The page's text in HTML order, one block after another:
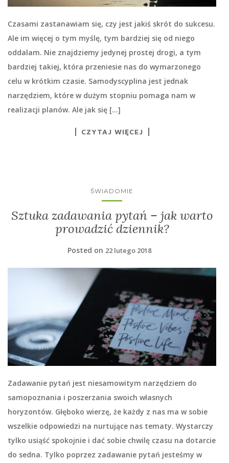
Czasami zastanawiam się, czy jest jakiś skrót do sukcesu.
Ale im więcej o tym myślę, tym bardziej się od niego
oddalam. Nie znajdziemy jedynej prostej drogi, a tym
bardziej takiej, która przeniesie nas do wymarzonego
celu w krótkim czasie. Samodyscyplina jest jednak
narzędziem, które w dużym stopniu pomaga nam w
realizacji planów. Ale jak się […]
CZYTAJ WIĘCEJ
ŚWIADOMIE
Sztuka zadawania pytań – jak warto
prowadzić dziennik?
Posted on 22 lutego 2018
Zadawanie pytań jest niesamowitym narzędziem do
samopoznania i poszerzania swoich własnych
horyzontów. Głęboko wierzę, że każdy z nas ma w sobie
wszelkie odpowiedzi na nurtujące nas tematy. Wystarczy
tylko usiąść spokojnie i dać sobie chwilę czasu na dotarcie
do sedna. Tylko poprzez zadawanie pytań jesteśmy w